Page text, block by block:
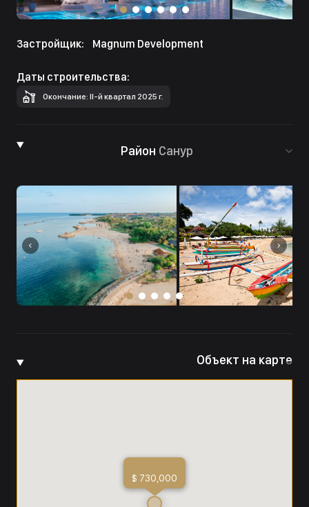
Застройщик: Magnum Development
Даты строительства:
Окончание: II-й квартал 2025 г.
Район Санур
Объект на карте
$ 730,000